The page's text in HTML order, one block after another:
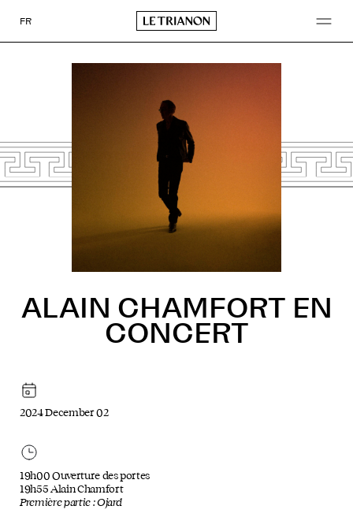
toFR
ALAIN CHAMFORT EN
CONCERT
2024 December 02
19h00 Ouverture des portes
19h55 Alain Chamfort
Première partie : Ojard